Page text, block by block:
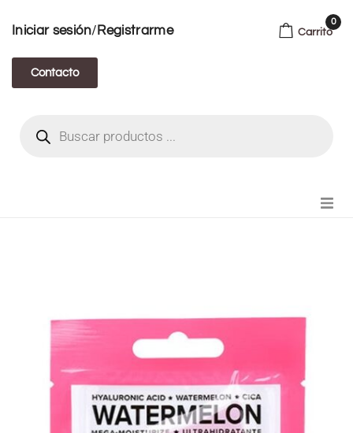
Iniciar sesión/ Registrarme
Contacto
Carrito
0
MODA CHICA
PERFUMES